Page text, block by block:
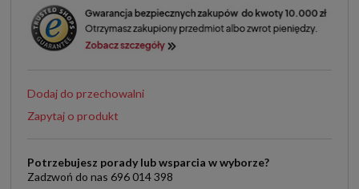
Dodaj do przechowalni
Zapytaj o produkt
Potrzebujesz porady lub wsparcia w wyborze?
Zadzwoń do nas 696 014 398